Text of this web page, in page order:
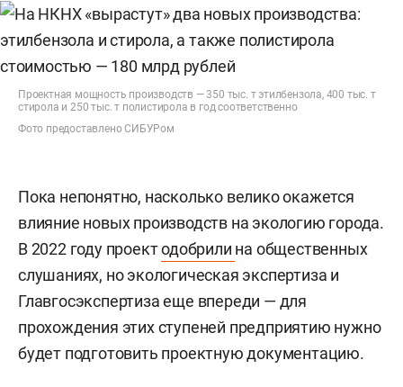
Проектная мощность производств — 350 тыс. т этилбензола, 400 тыс. т
стирола и 250 тыс. т полистирола в год соответственно
Фото предоставлено СИБУРом
Пока непонятно, насколько велико окажется
влияние новых производств на экологию города.
В 2022 году проектодобрили на общественных
слушаниях, но экологическая экспертиза и
Главгосэкспертиза еще впереди — для
прохождения этих ступеней предприятию нужно
будет подготовить проектную документацию.